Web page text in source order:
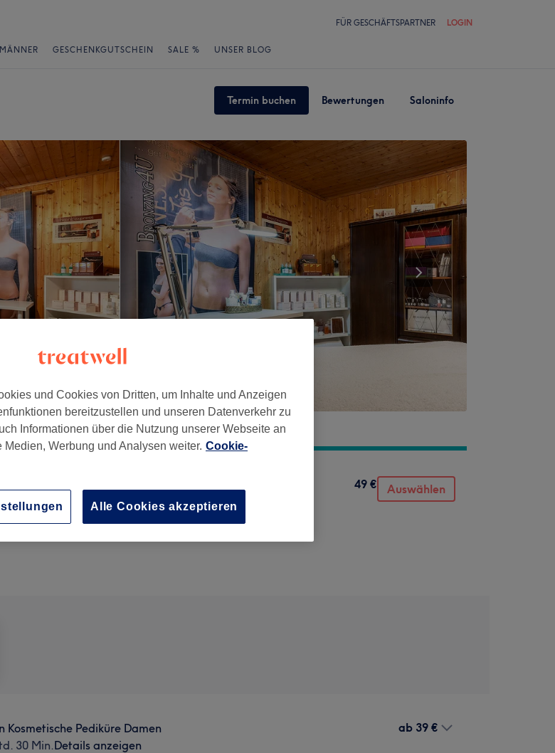
FÜR GESCHÄFTSPARTNER LOGIN
MÄNNER GESCHENKGUTSCHEIN SALE % UNSER BLOG
Termin buchen Bewertungen Saloninfo
Min.Details anzeigen
49 € Auswählen
Kosmetische Pediküre Damen
30 Min.Details anzeigen
ab 39 €
und Cookies von Dritten, um Inhalte und Anzeigen
bereitzustellen und unseren Datenverkehr zu
Informationen über die Nutzung unserer Webseite an
Medien, Werbung und Analysen weiter. Cookie-
Alle Cookies akzeptieren